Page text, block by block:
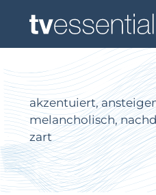
akzentuiert,
melancholisch,
zart